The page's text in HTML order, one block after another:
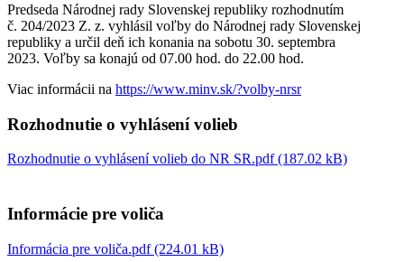
Predseda Národnej rady Slovenskej republiky rozhodnutím
č. 204/2023 Z. z. vyhlásil voľby do Národnej rady Slovenskej
republiky a určil deň ich konania na sobotu 30. septembra
2023. Voľby sa konajú od 07.00 hod. do 22.00 hod.
Viac informácii na https://www.minv.sk/?volby-nrsr
Rozhodnutie o vyhlásení volieb
Rozhodnutie o vyhlásení volieb do NR SR.pdf (187.02 kB)
Informácie pre voliča
Informácia pre voliča.pdf (224.01 kB)